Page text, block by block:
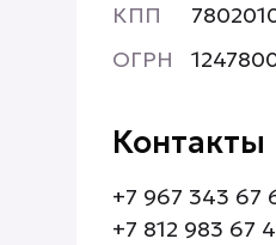
КПП
ОГРН
Контакты
+7 967 343 67
+7 812 983 67